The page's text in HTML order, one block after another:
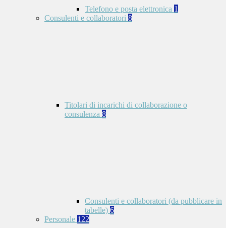
Telefono e posta elettronica 1
Consulenti e collaboratori 8
Titolari di incarichi di collaborazione o
consulenza 8
Consulenti e collaboratori (da pubblicare in
tabelle) 6
Personale 122